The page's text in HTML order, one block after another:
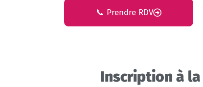
📞 Prendre RDV
Inscription à la